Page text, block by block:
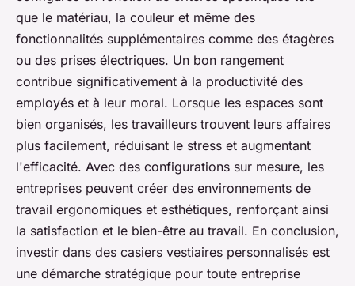
que le matériau, la couleur et même des
fonctionnalités supplémentaires comme des étagères
ou des prises électriques. Un bon rangement
contribue significativement à la productivité des
employés et à leur moral. Lorsque les espaces sont
bien organisés, les travailleurs trouvent leurs affaires
plus facilement, réduisant le stress et augmentant
l'efficacité. Avec des configurations sur mesure, les
entreprises peuvent créer des environnements de
travail ergonomiques et esthétiques, renforçant ainsi
la satisfaction et le bien-être au travail. En conclusion,
investir dans des casiers vestiaires personnalisés est
une démarche stratégique pour toute entreprise